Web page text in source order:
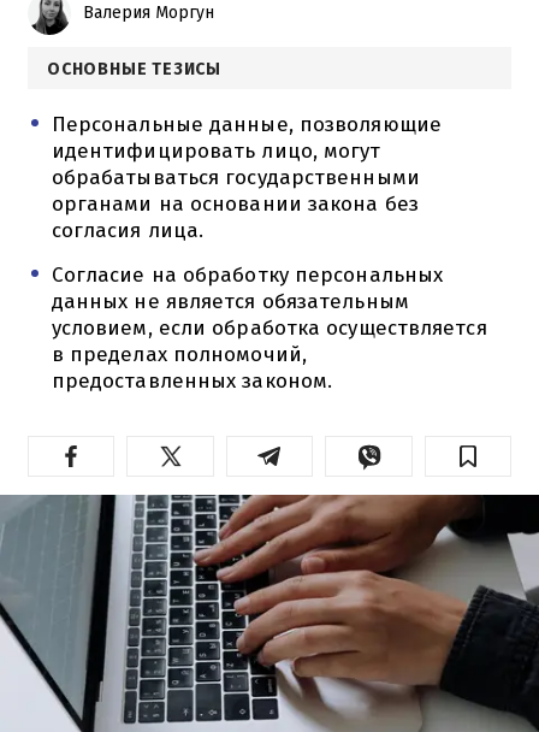
Валерия Моргун
ОСНОВНЫЕ ТЕЗИСЫ
Персональные данные, позволяющие
идентифицировать лицо, могут
обрабатываться государственными
органами на основании закона без
согласия лица.
Согласие на обработку персональных
данных не является обязательным
условием, если обработка осуществляется
в пределах полномочий,
предоставленных законом.